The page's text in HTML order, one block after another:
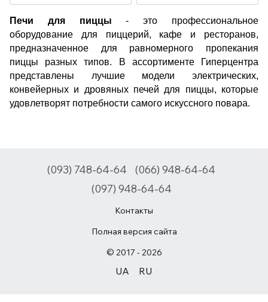
Печи для пиццы- это профессиональное
оборудование для пиццерий, кафе и ресторанов,
предназначенное для равномерного пропекания
пиццы разных типов. В ассортименте Гиперцентра
представлены лучшие модели электрических,
конвейерных и дровяных печей для пиццы, которые
удовлетворят потребности самого искуссного повара.
(093) 748-64-64
(066) 948-64-64
(097) 948-64-64
Контакты
Полная версия сайта
© 2017 - 2026
UA RU